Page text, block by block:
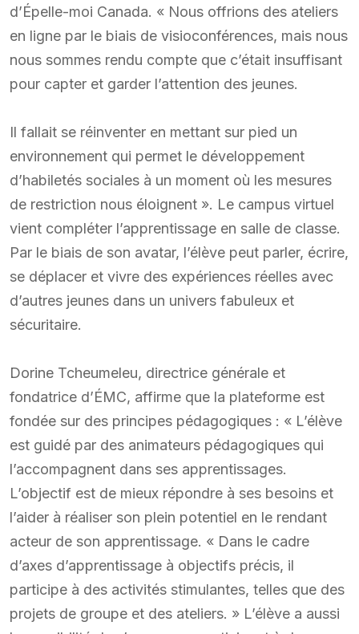
d’Épelle-moi Canada. « Nous offrions des ateliers
en ligne par le biais de visioconférences, mais nous
nous sommes rendu compte que c’était insuffisant
pour capter et garder l’attention des jeunes.
Il fallait se réinventer en mettant sur pied un
environnement qui permet le développement
d’habiletés sociales à un moment où les mesures
de restriction nous éloignent ». Le campus virtuel
vient compléter l’apprentissage en salle de classe.
Par le biais de son avatar, l’élève peut parler, écrire,
se déplacer et vivre des expériences réelles avec
d’autres jeunes dans un univers fabuleux et
sécuritaire.
Dorine Tcheumeleu, directrice générale et
fondatrice d’ÉMC, affirme que la plateforme est
fondée sur des principes pédagogiques : « L’élève
est guidé par des animateurs pédagogiques qui
l’accompagnent dans ses apprentissages.
L’objectif est de mieux répondre à ses besoins et
l’aider à réaliser son plein potentiel en le rendant
acteur de son apprentissage. « Dans le cadre
d’axes d’apprentissage à objectifs précis, il
participe à des activités stimulantes, telles que des
projets de groupe et des ateliers. » L’élève a aussi